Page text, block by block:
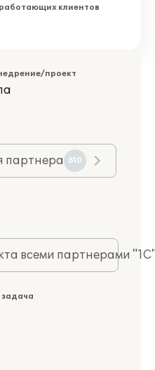
клиентов
проект
партнера 810
всеми партнерами